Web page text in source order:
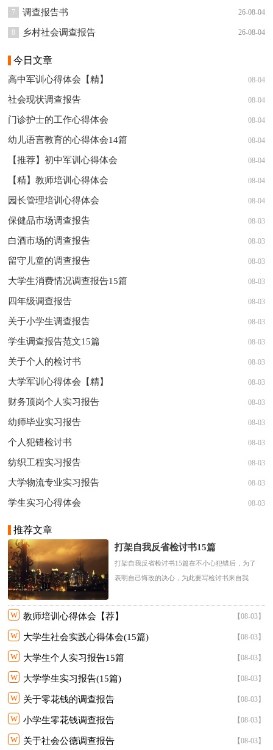
7 调查报告书 26-08-04
8 乡村社会调查报告 26-08-04
今日文章
高中军训心得体会【精】 08-04
社会现状调查报告 08-04
门诊护士的工作心得体会 08-04
幼儿语言教育的心得体会14篇 08-04
【推荐】初中军训心得体会 08-04
【精】教师培训心得体会 08-04
园长管理培训心得体会 08-04
保健品市场调查报告 08-03
白酒市场的调查报告 08-03
留守儿童的调查报告 08-03
大学生消费情况调查报告15篇 08-03
四年级调查报告 08-03
关于小学生调查报告 08-03
学生调查报告范文15篇 08-03
关于个人的检讨书 08-03
大学军训心得体会【精】 08-03
财务顶岗个人实习报告 08-03
幼师毕业实习报告 08-03
个人犯错检讨书 08-03
纺织工程实习报告 08-03
大学物流专业实习报告 08-03
学生实习心得体会 08-03
推荐文章
打架自我反省检讨书15篇
打架自我反省检讨书15篇在不小心犯错后，为了
表明自己悔改的决心，为此要写检讨书来自我
w 教师培训心得体会【荐】 【08-03】
w 大学生社会实践心得体会(15篇) 【08-03】
w 大学生个人实习报告15篇 【08-03】
w 大学学生实习报告(15篇) 【08-03】
w 关于零花钱的调查报告 【08-03】
w 小学生零花钱调查报告 【08-03】
w 关于社会公德调查报告 【08-03】